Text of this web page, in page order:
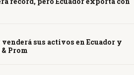
sus activos en Ecuador y
Prom